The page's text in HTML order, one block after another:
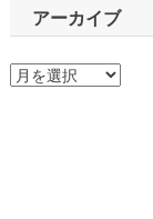
アーカイブ
ア